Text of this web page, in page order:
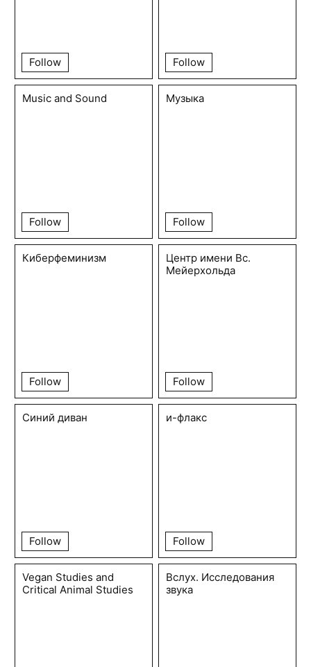
Follow Follow
Music and Sound
Follow
Музыка
Follow
Киберфеминизм
Follow
Центр имени Вс.
Мейерхольда
Follow
Синий диван
Follow
и-флакс
Follow
Vegan Studies and
Critical Animal Studies
Вслух. Исследования
звука